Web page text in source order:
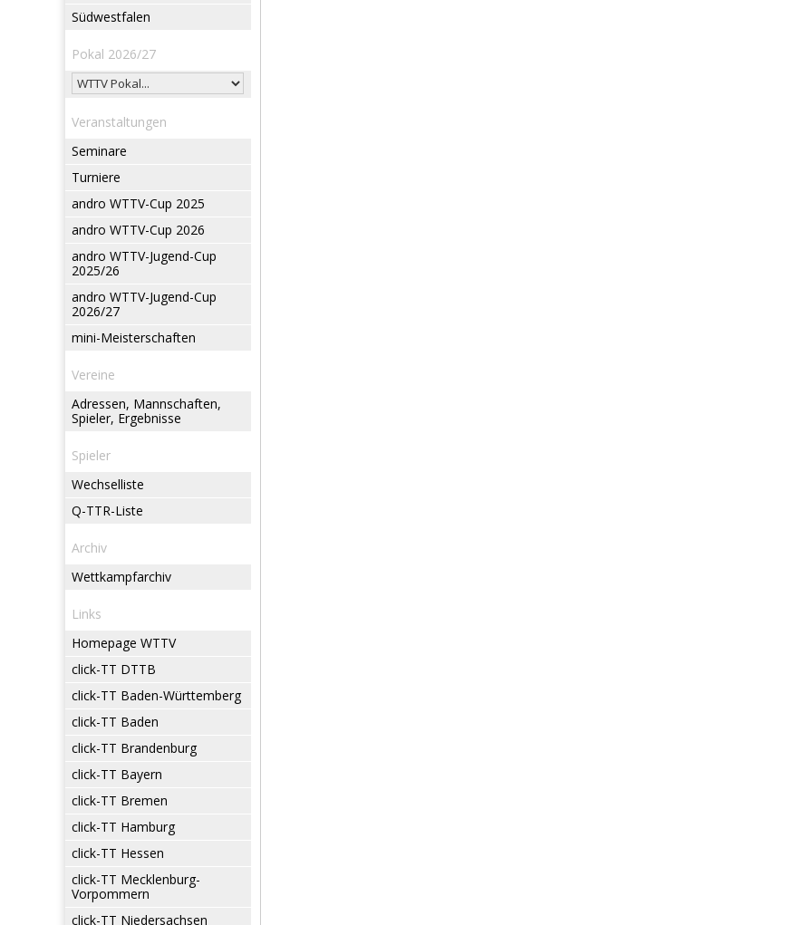
Südwestfalen
Pokal 2026/27
Veranstaltungen
Seminare
Turniere
andro WTTV-Cup 2025
andro WTTV-Cup 2026
andro WTTV-Jugend-Cup
2025/26
andro WTTV-Jugend-Cup
2026/27
mini-Meisterschaften
Vereine
Adressen, Mannschaften,
Spieler, Ergebnisse
Spieler
Wechselliste
Q-TTR-Liste
Archiv
Wettkampfarchiv
Links
Homepage WTTV
click-TT DTTB
click-TT Baden-Württemberg
click-TT Baden
click-TT Brandenburg
click-TT Bayern
click-TT Bremen
click-TT Hamburg
click-TT Hessen
click-TT Mecklenburg-
Vorpommern
click-TT Niedersachsen